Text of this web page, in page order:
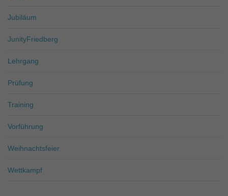
Jubiläum
JunityFriedberg
Lehrgang
Prüfung
Training
Vorführung
Weihnachtsfeier
Wettkampf